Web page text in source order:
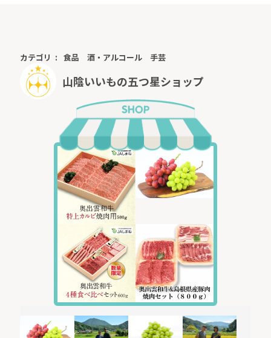
奥出雲は古くから牛による農耕を行っていたことから、
暮らしの一部として牛を飼っていました。
食用になった歴史は、意外にも浅く、中国地方では江戸
時代末期に改良された優良な継投の和牛「つる」を造成
していました。「つる」は、体型や能力に優れ、確実に
子孫に遺伝する有料な系統であり、その特徴を生かし奥
出雲地方では和牛の品種改良を行っていきました。
中でもト藤勘兵衛正昇氏が造成した「ト藤（ぼくら）づ
る」は、大きく丈夫な体型をもち、優良な血統牛の祖と
なり優れた牛が数多く生まれました。後に優良な種雄牛
として全国的に名声を得た「第７系桜号」も、こと「ト
藤づる」の血統から誕生しました。こうして奥出雲和牛
は和牛の産地として栄え、今でも豊かな自然の中で、品
質の良い和牛が飼育されています。
カテゴリ 食品 酒・アルコール 手芸
山陰いいもの五つ星ショップ